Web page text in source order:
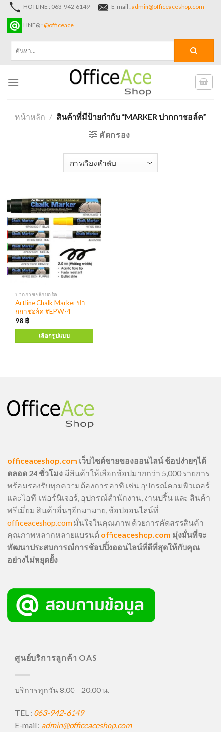
Skip
content
HOTLINE : 063-942-6149 E-mail : admin@officeaceshop.com
LINE@ : @officeace
หน้าหลัก / สินค้าที่มีป้ายกำกับ “MARKER ปากกาชอล์ค”
คัดกรอง
ปากกาชอล์กบอร์ด
Artline Chalk Marker ปา
กกาชอล์ค #EPW-4
98 ฿
เลือกรูปแบบ
officeaceshop.com เว็บไซต์ขายของออนไลน์ ช้อปง่ายๆได้
ตลอด 24 ชั่วโมง มีสินค้าให้เลือกช้อปมากกว่า 5,000 รายการ
พร้อมรองรับทุกความต้องการ อาทิ เช่น อุปกรณ์คอมพิวเตอร์
และไอที, เฟอร์นิเจอร์, อุปกรณ์สำนักงาน, งานปริ้น และ สินค้า
พรีเมี่ยม สินค้าอื่นๆอีกมามาย, ช้อปออนไลน์ที่
officeaceshop.com มั่นใจในคุณภาพ ด้วยการคัดสรรสินค้า
คุณภาพหลากหลายแบรนด์ officeaceshop.com มุ่งมั่นที่จะ
พัฒนาประสบการณ์การช้อปปิ้งออนไลน์ที่ดีที่สุดให้กับคุณ
อย่างไม่หยุดยั้ง
ศูนย์บริการลูกค้า OAS
บริการทุกวัน 8.00 – 20.00 น.
TEL : 063-942-6149
E-mail : admin@officeaceshop.com